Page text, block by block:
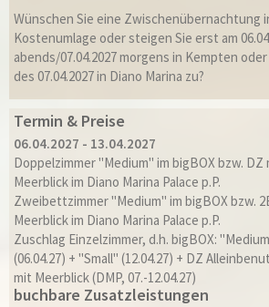
Wünschen Sie eine Zwischenübernachtung
Kostenumlage oder steigen Sie erst am
abends/07.04.2027 morgens in Kempten
des 07.04.2027 in Diano Marina zu?
Termin & Preise
06.04.2027 - 13.04.2027
Doppelzimmer "Medium" im bigBOX bzw. DZ
Meerblick im Diano Marina Palace p.P.
Zweibettzimmer "Medium" im bigBOX bzw.
Meerblick im Diano Marina Palace p.P.
Zuschlag Einzelzimmer, d.h. bigBOX:
(06.04.27) + "Small" (12.04.27) + DZ
mit Meerblick (DMP, 07.-12.04.27)
buchbare Zusatzleistungen